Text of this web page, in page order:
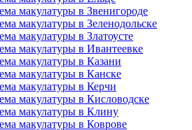
макулатуры в Звенигороде
макулатуры в Зеленодольске
макулатуры в Златоусте
макулатуры в Ивантеевке
макулатуры в Казани
макулатуры в Канске
макулатуры в Керчи
макулатуры в Кисловодске
макулатуры в Клину
макулатуры в Коврове